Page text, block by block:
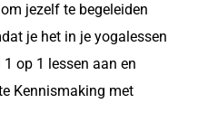
jezelf te begeleiden
je het in je yogalessen
op 1 lessen aan en
Kennismaking met